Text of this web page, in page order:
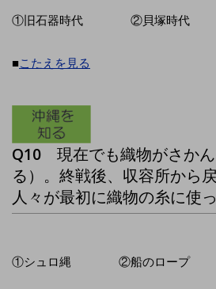
①旧石器時代 ②貝塚時代
■こたえを見る
Q10 現在でも織物がさか
る）。終戦後、収容所から
人々が最初に織物の糸に使
①シュロ縄 ②船のロープ